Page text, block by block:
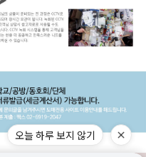
오늘 하루 보지 않기